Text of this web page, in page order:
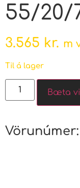
55/20/
3.565 kr. m
Til á lager
Bæta
Vörunúmer: